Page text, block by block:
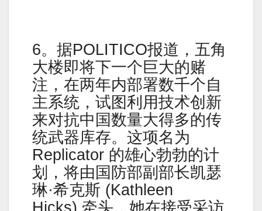
6。据POLITICO报道，五角
大楼即将下一个巨大的赌
注，在两年内部署数千个自
主系统，试图利用技术创新
来对抗中国数量大得多的传
统武器库存。这项名为
Replicator 的雄心勃勃的计
划，将由国防部副部长凯瑟
琳·希克斯 (Kathleen
Hicks) 牵头，她在接受采访